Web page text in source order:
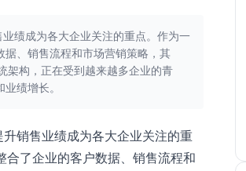
绩成为各大企业关注的重点。作为一
、销售流程和市场营销策略，其
架构，正在受到越来越多企业的青
绩增长。
销售业绩成为各大企业关注的重
合了企业的客户数据、销售流程和